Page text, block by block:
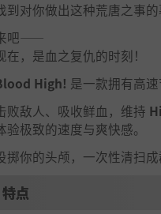
到对你做出这种荒唐之事的
吧——
在，是血之复仇的时刻！
High! 是一款拥有高速
败敌人、吸收鲜血，维持
验极致的速度与爽快感。
掷你的头颅，一次性清扫成
特点